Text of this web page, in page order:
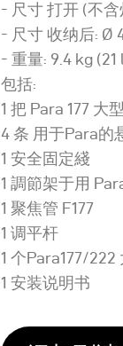
- 尺寸 打开 (不含
- 尺寸 收纳后: Ø
- 重量: 9.4 kg (21
包括:
1 把 Para 177 大
4 条 用于Para的
1 安全固定綫
1 調節架于用
1 聚焦管 F177
1 调平杆
1 个Para177/222
1 安装说明书